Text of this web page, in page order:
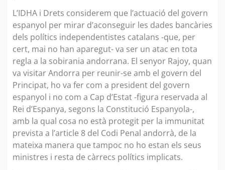
L’IDHA i Drets considerem que l’actuació del govern
espanyol per mirar d’aconseguir les dades bancàries
dels polítics independentistes catalans -que, per
cert, mai no han aparegut- va ser un atac en tota
regla a la sobirania andorrana. El senyor Rajoy, quan
va visitar Andorra per reunir-se amb el govern del
Principat, ho va fer com a president del govern
espanyol i no com a Cap d’Estat -figura reservada al
Rei d’Espanya, segons la Constitució Espanyola-,
amb la qual cosa no està protegit per la immunitat
prevista a l’article 8 del Codi Penal andorrà, de la
mateixa manera que tampoc no ho estan els seus
ministres i resta de càrrecs polítics implicats.